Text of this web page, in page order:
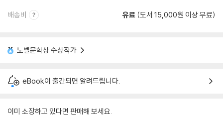
배송비 유료 (도서 15,000원 이상 무료)
노벨문학상 수상작가
eBook이 출간되면 알려드립니다.
이미 소장하고 있다면 판매해 보세요.